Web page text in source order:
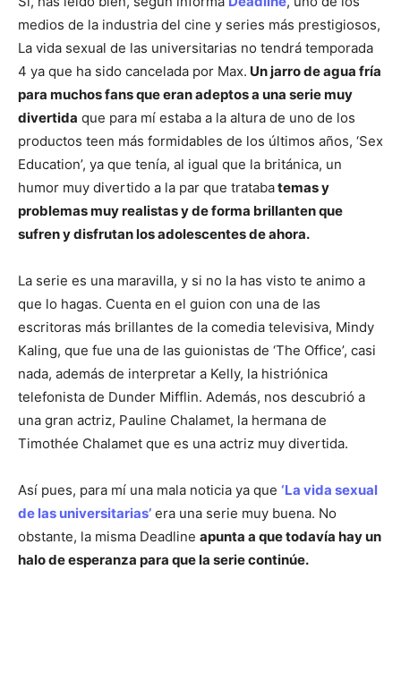
medios de la industria del cine y series más prestigiosos,
La vida sexual de las universitarias no tendrá temporada
4 ya que ha sido cancelada por Max. Un jarro de agua fría
para muchos fans que eran adeptos a una serie muy
divertida que para mí estaba a la altura de uno de los
productos teen más formidables de los últimos años, ‘Sex
Education’, ya que tenía, al igual que la británica, un
humor muy divertido a la par que tratabatemas y
problemas muy realistas y de forma brillanten que
sufren y disfrutan los adolescentes de ahora.
La serie es una maravilla, y si no la has visto te animo a
que lo hagas. Cuenta en el guion con una de las
escritoras más brillantes de la comedia televisiva, Mindy
Kaling, que fue una de las guionistas de ‘The Office’, casi
nada, además de interpretar a Kelly, la histriónica
telefonista de Dunder Mifflin. Además, nos descubrió a
una gran actriz, Pauline Chalamet, la hermana de
Timothée Chalamet que es una actriz muy divertida.
Así pues, para mí una mala noticia ya que ‘La vida sexual
de las universitarias’ era una serie muy buena. No
obstante, la misma Deadline apunta a que todavía hay un
halo de esperanza para que la serie continúe.